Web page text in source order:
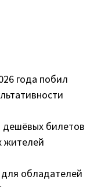
года побил
билетов
жителей
обладателей